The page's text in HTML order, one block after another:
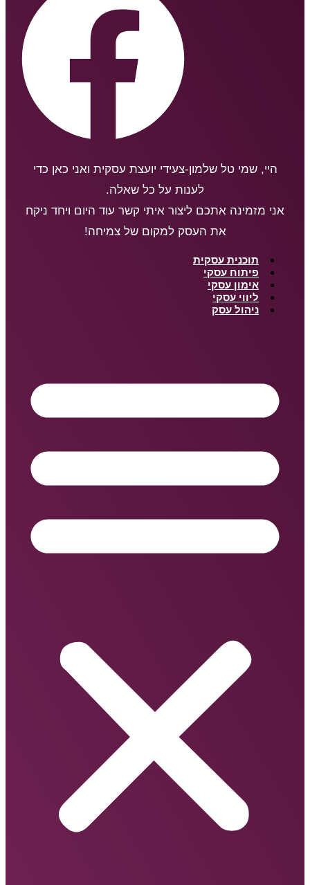
היי, שמי טל שלמון-צעידי יועצת עסקית ואני כאן כדי
לענות על כל שאלה.
אני מזמינה אתכם ליצור איתי קשר עוד היום ויחד ניקח
את העסק למקום של צמיחה!
תוכנית עסקית
פיתוח עסקי
אימון עסקי
ליווי עסקי
ניהול עסק